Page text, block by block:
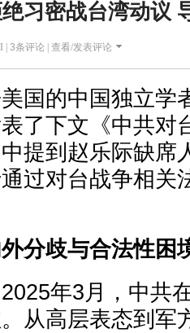
习密战台湾动议
| 3条评论 | 查看/发表评论
国的中国独立学
了下文《中共对
提到赵乐际缺席
过对台战争相关
分歧与合法性困
2025年3月，中共
从高层表态到军